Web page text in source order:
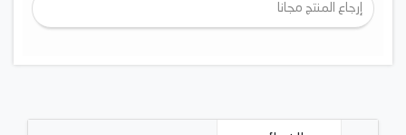
إرجاع المنتج مجانا